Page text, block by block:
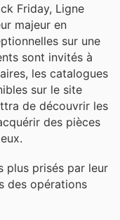
Friday, Ligne
majeur en
sur une
sont invités à
les catalogues
sur le site
de découvrir les
des pièces
plus prisés par leur
des opérations